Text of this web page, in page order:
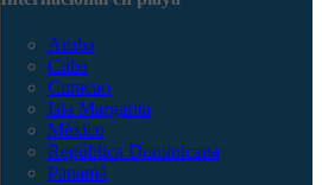
Aruba
Cuba
Curacao
Isla Margarita
México
República Dominicana
Panamá